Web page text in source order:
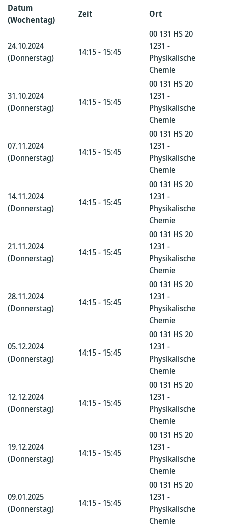
Datum
(Wochentag)
Zeit Ort
24.10.2024
(Donnerstag)
14:15 - 15:45
00 131 HS 20
1231 -
Physikalische
Chemie
31.10.2024
(Donnerstag)
14:15 - 15:45
00 131 HS 20
1231 -
Physikalische
Chemie
07.11.2024
(Donnerstag)
14:15 - 15:45
00 131 HS 20
1231 -
Physikalische
Chemie
14.11.2024
(Donnerstag)
14:15 - 15:45
00 131 HS 20
1231 -
Physikalische
Chemie
21.11.2024
(Donnerstag)
14:15 - 15:45
00 131 HS 20
1231 -
Physikalische
Chemie
28.11.2024
(Donnerstag)
14:15 - 15:45
00 131 HS 20
1231 -
Physikalische
Chemie
05.12.2024
(Donnerstag)
14:15 - 15:45
00 131 HS 20
1231 -
Physikalische
Chemie
12.12.2024
(Donnerstag)
14:15 - 15:45
00 131 HS 20
1231 -
Physikalische
Chemie
19.12.2024
(Donnerstag)
14:15 - 15:45
00 131 HS 20
1231 -
Physikalische
Chemie
09.01.2025
(Donnerstag)
14:15 - 15:45
00 131 HS 20
1231 -
Physikalische
Chemie